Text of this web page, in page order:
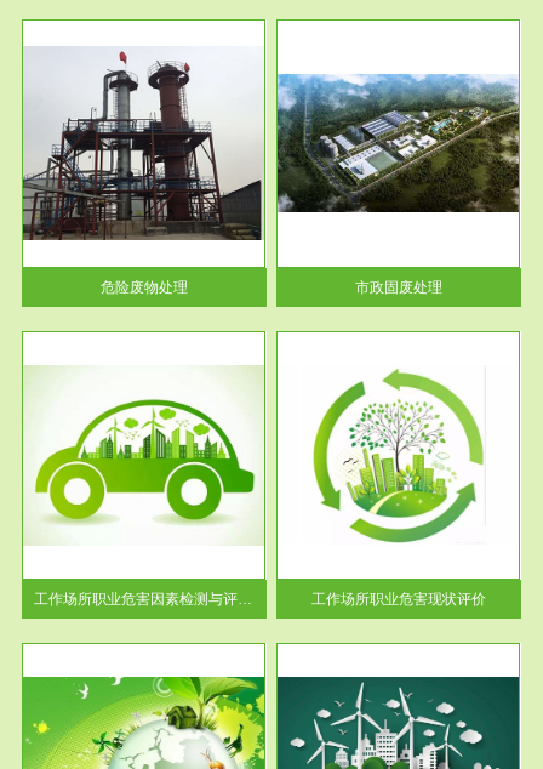
危险废物处理
服务范围
市政固废处理
蔚蓝生态环境科技所从事的市政
废物处理业务包括市政废物的处
理处...
市政固废处理
工作场所职业危害因素检测与评价...
服务范围
工作场所职业危害现状评价
【现状评价意义】：具体因素---
-通过质谱分析等多种手段明确
工作场...
工作场所职业危害现状评价
服务范围